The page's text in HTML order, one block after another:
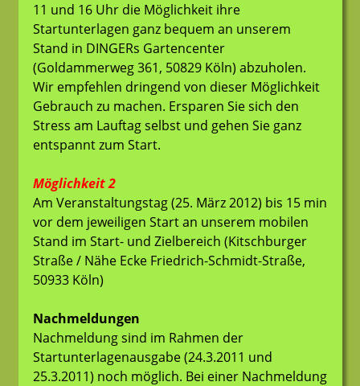
11 und 16 Uhr die Möglichkeit ihre
Startunterlagen ganz bequem an unserem
Stand in DINGERs Gartencenter
(Goldammerweg 361, 50829 Köln) abzuholen.
Wir empfehlen dringend von dieser Möglichkeit
Gebrauch zu machen. Ersparen Sie sich den
Stress am Lauftag selbst und gehen Sie ganz
entspannt zum Start.
Möglichkeit 2
Am Veranstaltungstag (25. März 2012) bis 15 min
vor dem jeweiligen Start an unserem mobilen
Stand im Start- und Zielbereich (Kitschburger
Straße / Nähe Ecke Friedrich-Schmidt-Straße,
50933 Köln)
Nachmeldungen
Nachmeldung sind im Rahmen der
Startunterlagenausgabe (24.3.2011 und
25.3.2011) noch möglich. Bei einer Nachmeldung